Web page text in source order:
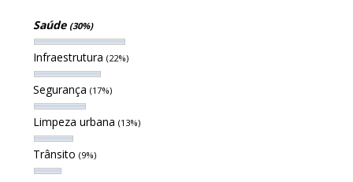
Saúde (30%)
Infraestrutura (22%)
Segurança (17%)
Limpeza urbana (13%)
Trânsito (9%)